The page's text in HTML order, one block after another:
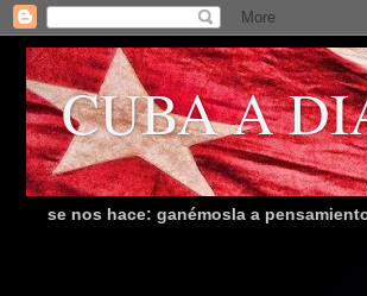
CUBA A
ganémosla a pensamiento" José